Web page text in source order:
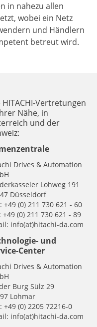
in nahezu allen
wobei ein Netz
und Händlern
betreut wird.
HITACHI-Vertretungen
Nähe, in
und der
Drives & Automation
Lohweg 191
Düsseldorf
+49 (0) 211 730 621 - 60
+49 (0) 211 730 621 - 89
info(at)hitachi-da.com
und
Center
Drives & Automation
Burg Sülz 29
Lohmar
+49 (0) 2205 72216-0
info(at)hitachi-da.com